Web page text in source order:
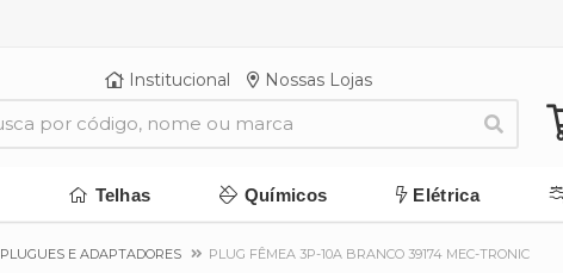
Institucional Nossas Lojas
Telhas Químicos Elétrica
PLUGUES E ADAPTADORES PLUG FÊMEA 3P-10A BRANCO 39174 MEC-TRONIC